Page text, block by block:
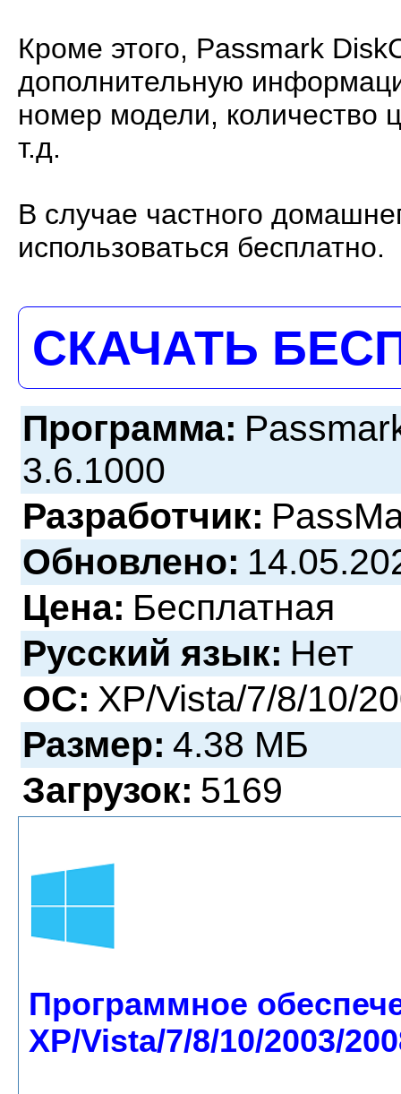
Кроме этого, Passmark
дополнительную
номер модели, количество
т.д.
В случае частного
использоваться бесплатно.
СКАЧАТЬ
Программа:
3.6.1000
Разработчик:
Обновлено:
Цена: Бесплатная
Русский язык: Нет
ОС: XP/Vista/7/8/10/
Размер: 4.38 МБ
Загрузок: 5169
Программное
XP/Vista/7/8/10/2003/